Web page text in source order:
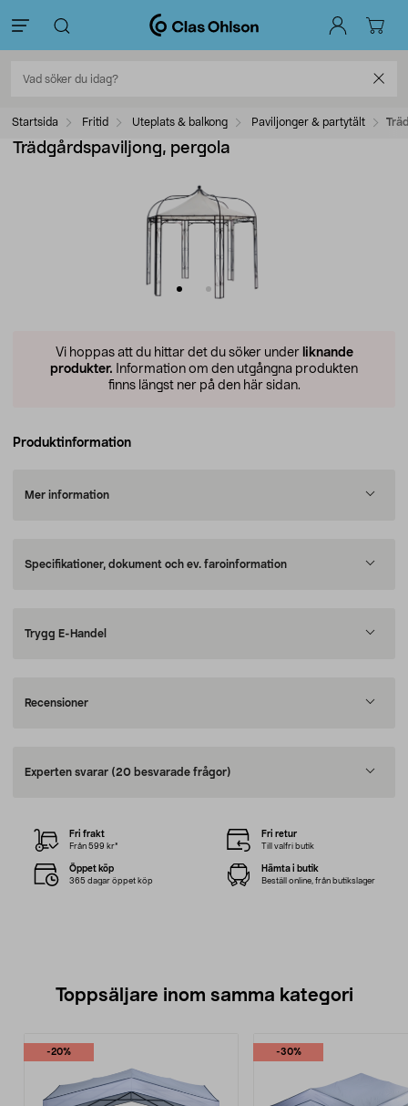
Startsida Fritid Uteplats & balkong Paviljonger & partytält
Trädgårdspaviljong, pergola
Vi hoppas att du hittar det du söker under liknande
produkter. Information om den utgångna produkten
finns längst ner på den här sidan.
Produktinformation
Mer information
Specifikationer, dokument och ev. faroinformation
Trygg E-Handel
Recensioner
Experten svarar (20 besvarade frågor)
Fri frakt
Från 599 kr*
Fri retur
Till valfri butik
Öppet köp
365 dagar öppet köp
Hämta i butik
Beställ online, från butikslager
Toppsäljare inom samma kategori
-20% -30%